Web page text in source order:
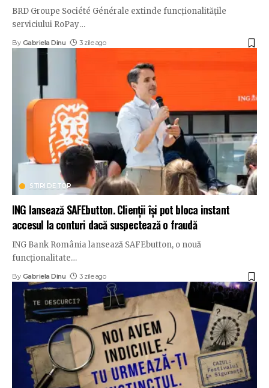
BRD Groupe Société Générale extinde funcționalitățile
serviciului RoPay…
By Gabriela Dinu 3 zile ago
STIRI DE TOP
ING lansează SAFEbutton. Clienții își pot bloca instant
accesul la conturi dacă suspectează o fraudă
ING Bank România lansează SAFEbutton, o nouă
funcționalitate…
By Gabriela Dinu 3 zile ago